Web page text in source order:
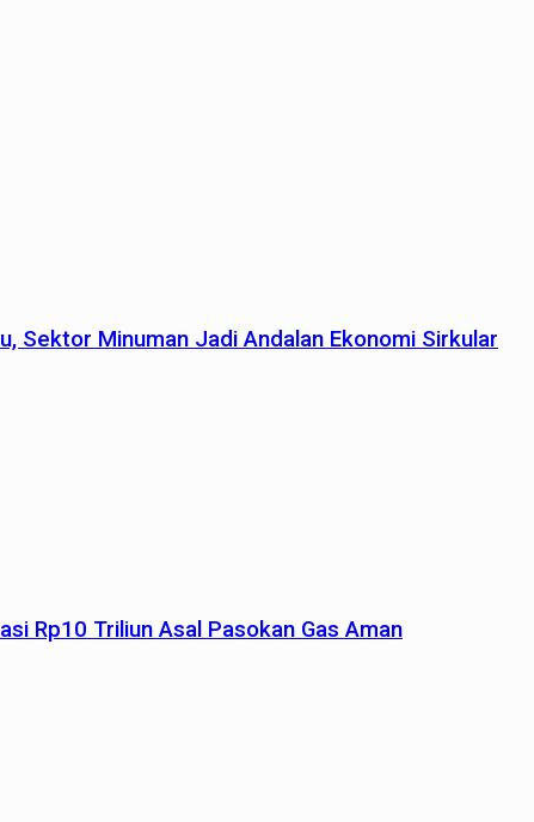
Sektor Minuman Jadi Andalan Ekonomi Sirkular
Rp10 Triliun Asal Pasokan Gas Aman